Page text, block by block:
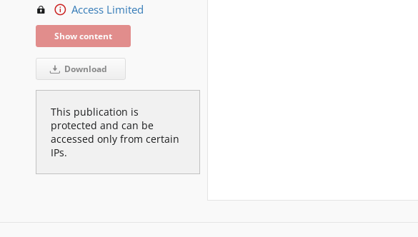
Access Limited
Show content
Download
This publication is
protected and can be
accessed only from certain
IPs.